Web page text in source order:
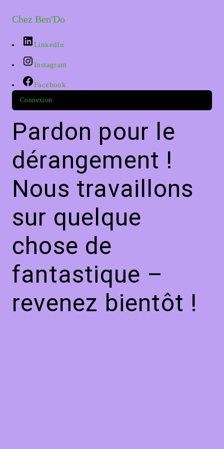
Chez Ben'Do
LinkedIn
Instagram
Facebook
Connexion
Pardon pour le
dérangement !
Nous travaillons
sur quelque
chose de
fantastique –
revenez bientôt !